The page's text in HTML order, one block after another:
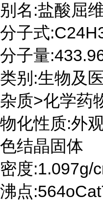
别名:盐酸屈
分子式
分子量
类别:生物及
杂质>化学药
物化性质:外
色结晶固体
密度:1.097g/
沸点